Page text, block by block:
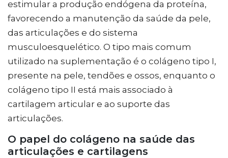
estimular a produção endógena da proteína,
favorecendo a manutenção da saúde da pele,
das articulações e do sistema
musculoesquelético. O tipo mais comum
utilizado na suplementação é o colágeno tipo I,
presente na pele, tendões e ossos, enquanto o
colágeno tipo II está mais associado à
cartilagem articular e ao suporte das
articulações.
O papel do colágeno na saúde das
articulações e cartilagens